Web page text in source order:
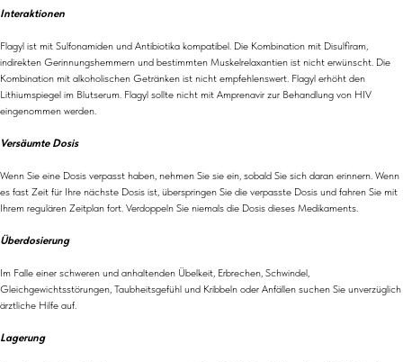
Interaktionen
Flagyl ist mit Sulfonamiden und Antibiotika kompatibel. Die Kombination mit Disulfiram,
indirekten Gerinnungshemmern und bestimmten Muskelrelaxantien ist nicht erwünscht. Die
Kombination mit alkoholischen Getränken ist nicht empfehlenswert. Flagyl erhöht den
Lithiumspiegel im Blutserum. Flagyl sollte nicht mit Amprenavir zur Behandlung von HIV
eingenommen werden.
Versäumte Dosis
Wenn Sie eine Dosis verpasst haben, nehmen Sie sie ein, sobald Sie sich daran erinnern. Wenn
es fast Zeit für Ihre nächste Dosis ist, überspringen Sie die verpasste Dosis und fahren Sie mit
Ihrem regulären Zeitplan fort. Verdoppeln Sie niemals die Dosis dieses Medikaments.
Überdosierung
Im Falle einer schweren und anhaltenden Übelkeit, Erbrechen, Schwindel,
Gleichgewichtsstörungen, Taubheitsgefühl und Kribbeln oder Anfällen suchen Sie unverzüglich
ärztliche Hilfe auf.
Lagerung